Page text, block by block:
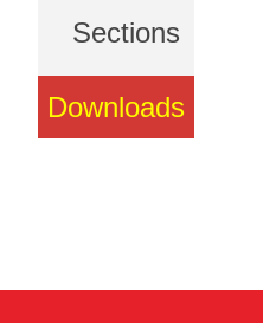
Sections
Downloads